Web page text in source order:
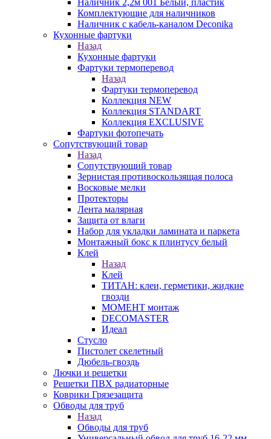
Наличник 2,2м 001 Белый, пластик
Комплектующие для наличников
Наличник с кабель-каналом Deconika
Кухонные фартуки
Назад
Кухонные фартуки
Фартуки термоперевод
Назад
Фартуки термоперевод
Коллекция NEW
Коллекция STANDART
Коллекция EXCLUSIVE
Фартуки фотопечать
Сопутствующий товар
Назад
Сопутствующий товар
Зернистая противоскользящая полоса
Восковые мелки
Протекторы
Лента малярная
Защита от влаги
Набор для укладки ламината и паркета
Монтажный бокс к плинтусу белый
Клей
Назад
Клей
ТИТАН: клеи, герметики, жидкие
гвозди
МОМЕНТ монтаж
DECOMASTER
Идеал
Стусло
Пистолет скелетный
Дюбель-гвоздь
Лючки и решетки
Решетки ПВХ радиаторные
Коврики Грязезащита
Обводы для труб
Назад
Обводы для труб